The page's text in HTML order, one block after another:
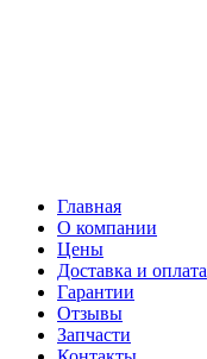
Главная
О компании
Цены
Доставка и оплата
Гарантии
Отзывы
Запчасти